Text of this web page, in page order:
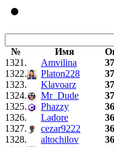
№ Имя
1321.
Amvilina 37
1322.
Platon228 37
1323.
Klavoarz 37
1324.
Mr_Dude 37
1325.
Phazzy 36
1326.
Ladore 36
1327.
cezar9222 36
1328.
altochilov 36